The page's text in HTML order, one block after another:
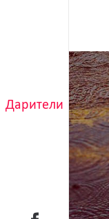
Дарители
5KM
RUN
в
ти